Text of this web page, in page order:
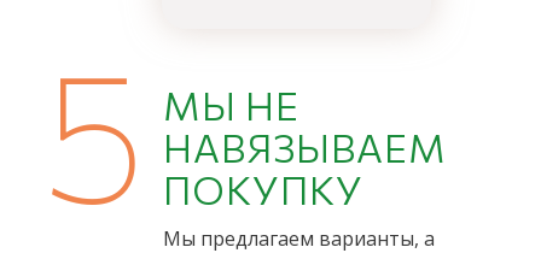
5
МЫ НЕ
НАВЯЗЫВАЕМ
ПОКУПКУ
Мы предлагаем варианты, а